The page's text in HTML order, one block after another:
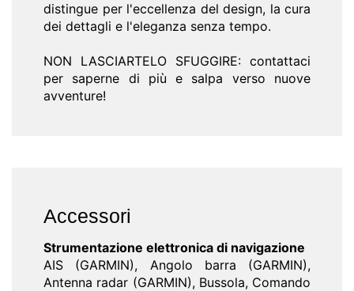
distingue per l'eccellenza del design, la cura
dei dettagli e l'eleganza senza tempo.
NON LASCIARTELO SFUGGIRE: contattaci
per saperne di più e salpa verso nuove
avventure!
Accessori
Strumentazione elettronica di navigazione
AIS (GARMIN), Angolo barra (GARMIN),
Antenna radar (GARMIN), Bussola, Comando